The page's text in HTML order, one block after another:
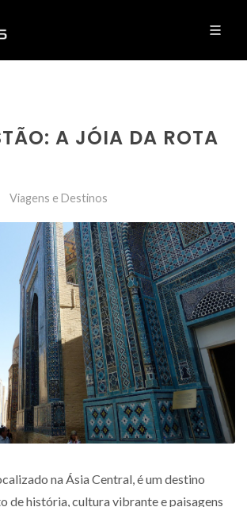
A JÓIA DA ROTA
Viagens e Destinos
na Ásia Central, é um destino
de história, cultura vibrante e paisagens